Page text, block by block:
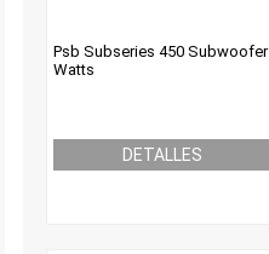
Psb Subseries 450
Watts
DETALLES